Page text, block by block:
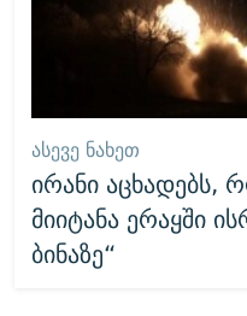
ᲐᲡᲔᲕᲔ ᲜᲐᲮᲔᲗ
ირანი აცხადებს,
მიიტანა ერაყში
ბინაზე“